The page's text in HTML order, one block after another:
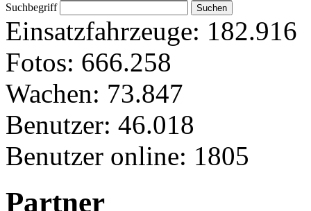
Suchbegriff
Einsatzfahrzeuge: 182.916
Fotos: 666.258
Wachen: 73.847
Benutzer: 46.018
Benutzer online: 1805
Partner